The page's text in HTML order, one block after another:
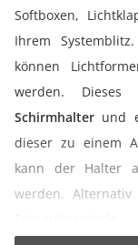
Softboxen,
Ihrem
können
werden. Dieses
Schirmhalter und
dieser zu einem
kann der Halter
werden.